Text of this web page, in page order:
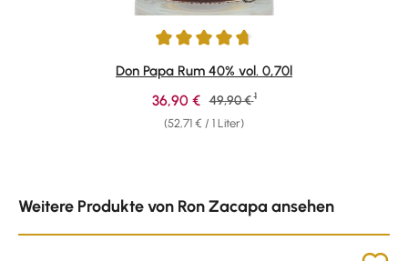
Durchschnittliche Bewertung von 4.87 von 5 Sternen
Don Papa Rum 40% vol. 0,70l
(52,71 € / 1 Liter)
Verkaufspreis:
36,90 € Regulärer Preis:
49,90 € 1
Weitere Produkte von Ron Zacapa ansehen